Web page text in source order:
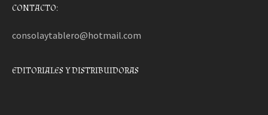
CONTACTO:
consolaytablero@hotmail.com
EDITORIALES Y DISTRIBUIDORAS